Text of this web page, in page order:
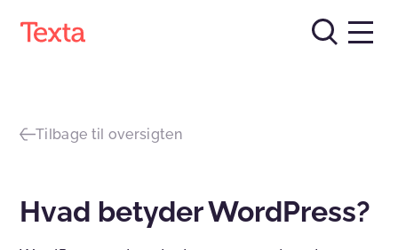
Tilbage til oversigten
Hvad betyder WordPress?